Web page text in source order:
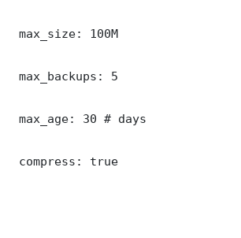
max_size: 100M
max_backups: 5
max_age: 30 # days
compress: true